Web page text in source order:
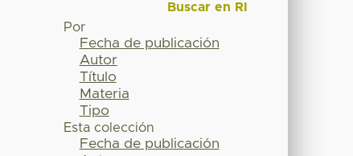
Buscar en RI
Por
Fecha de publicación
Autor
Título
Materia
Tipo
Esta colección
Fecha de publicación